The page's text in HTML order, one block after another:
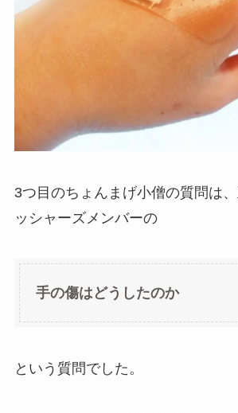
3つ目のちょんまげ小僧の質問は
ッシャーズメンバーの
手の傷はどうしたのか
という質問でした。